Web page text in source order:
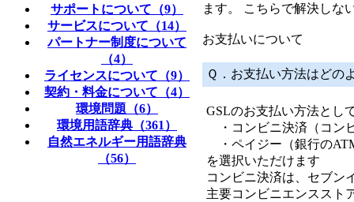
サポートについて（9）
サービスについて（14）
パートナー制度について
（4）
ライセンスについて（9）
契約・料金について（4）
環境問題（6）
環境用語辞典（361）
自然エネルギー用語辞典
（56）
ます。 こちらで解決しな
お支払いについて
Ｑ．お支払い方法はどの
GSLのお支払い方法とし
・コンビニ決済（コン
・ペイジー（銀行の
を選択いただけます
コンビニ決済は、セブン
主要コンビニエンススト